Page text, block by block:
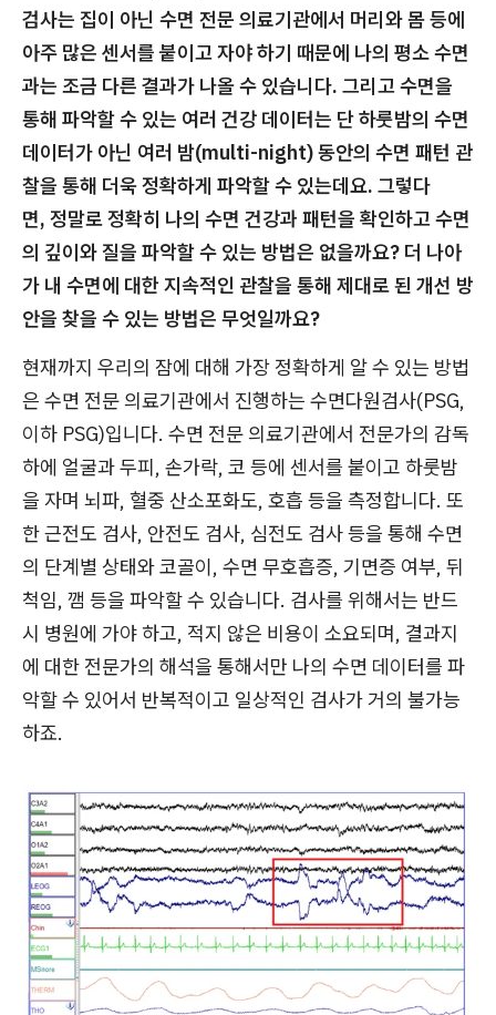
검사는 집이 아닌 수면 전문 의료기관에서 머리와 몸 등에
아주 많은 센서를 붙이고 자야 하기 때문에 나의 평소 수면
과는 조금 다른 결과가 나올 수 있습니다. 그리고 수면을
통해 파악할 수 있는 여러 건강 데이터는 단 하룻밤의 수면
데이터가 아닌 여러 밤(multi-night) 동안의 수면 패턴 관
찰을 통해 더욱 정확하게 파악할 수 있는데요. 그렇다
면, 정말로 정확히 나의 수면 건강과 패턴을 확인하고 수면
의 깊이와 질을 파악할 수 있는 방법은 없을까요? 더 나아
가 내 수면에 대한 지속적인 관찰을 통해 제대로 된 개선 방
안을 찾을 수 있는 방법은 무엇일까요?
현재까지 우리의 잠에 대해 가장 정확하게 알 수 있는 방법
은 수면 전문 의료기관에서 진행하는 수면다원검사(PSG,
이하 PSG)입니다. 수면 전문 의료기관에서 전문가의 감독
하에 얼굴과 두피, 손가락, 코 등에 센서를 붙이고 하룻밤
을 자며 뇌파, 혈중 산소포화도, 호흡 등을 측정합니다. 또
한 근전도 검사, 안전도 검사, 심전도 검사 등을 통해 수면
의 단계별 상태와 코골이, 수면 무호흡증, 기면증 여부, 뒤
척임, 깸 등을 파악할 수 있습니다. 검사를 위해서는 반드
시 병원에 가야 하고, 적지 않은 비용이 소요되며, 결과지
에 대한 전문가의 해석을 통해서만 나의 수면 데이터를 파
악할 수 있어서 반복적이고 일상적인 검사가 거의 불가능
하죠.